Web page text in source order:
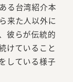
る台湾紹介本
来た人以外に
彼らが伝統的
けていること
している様子